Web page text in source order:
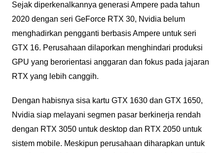
Sejak diperkenalkannya generasi Ampere pada tahun
2020 dengan seri GeForce RTX 30, Nvidia belum
menghadirkan pengganti berbasis Ampere untuk seri
GTX 16. Perusahaan dilaporkan menghindari produksi
GPU yang berorientasi anggaran dan fokus pada jajaran
RTX yang lebih canggih.
Dengan habisnya sisa kartu GTX 1630 dan GTX 1650,
Nvidia siap melayani segmen pasar berkinerja rendah
dengan RTX 3050 untuk desktop dan RTX 2050 untuk
sistem mobile. Meskipun perusahaan diharapkan untuk